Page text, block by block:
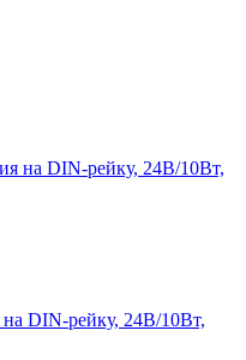
DIN-рейку, 24В/10Вт,